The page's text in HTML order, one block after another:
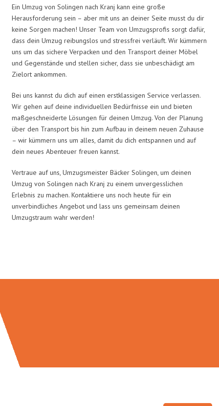
Ein Umzug von Solingen nach Kranj kann eine große
Herausforderung sein – aber mit uns an deiner Seite musst du dir
keine Sorgen machen! Unser Team von Umzugsprofis sorgt dafür,
dass dein Umzug reibungslos und stressfrei verläuft. Wir kümmern
uns um das sichere Verpacken und den Transport deiner Möbel
und Gegenstände und stellen sicher, dass sie unbeschädigt am
Zielort ankommen.
Bei uns kannst du dich auf einen erstklassigen Service verlassen.
Wir gehen auf deine individuellen Bedürfnisse ein und bieten
maßgeschneiderte Lösungen für deinen Umzug. Von der Planung
über den Transport bis hin zum Aufbau in deinem neuen Zuhause
– wir kümmern uns um alles, damit du dich entspannen und auf
dein neues Abenteuer freuen kannst.
Vertraue auf uns, Umzugsmeister Bäcker Solingen, um deinen
Umzug von Solingen nach Kranj zu einem unvergesslichen
Erlebnis zu machen. Kontaktiere uns noch heute für ein
unverbindliches Angebot und lass uns gemeinsam deinen
Umzugstraum wahr werden!